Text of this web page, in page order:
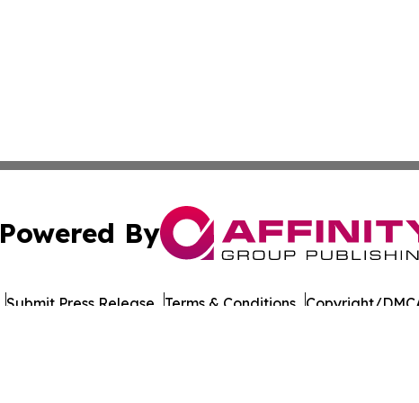
Powered By
Submit Press Release Terms & Conditions Copyright/